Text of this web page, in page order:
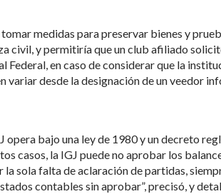
medidas para preservar bienes y
civil, y permitiría que un club afiliado
en caso de considerar que la
variar desde la designación de un veedor
bajo una ley de 1980 y un decreto
casos, la IGJ puede no aprobar los
sola falta de aclaración de partidas,
contables sin aprobar”, precisó, y